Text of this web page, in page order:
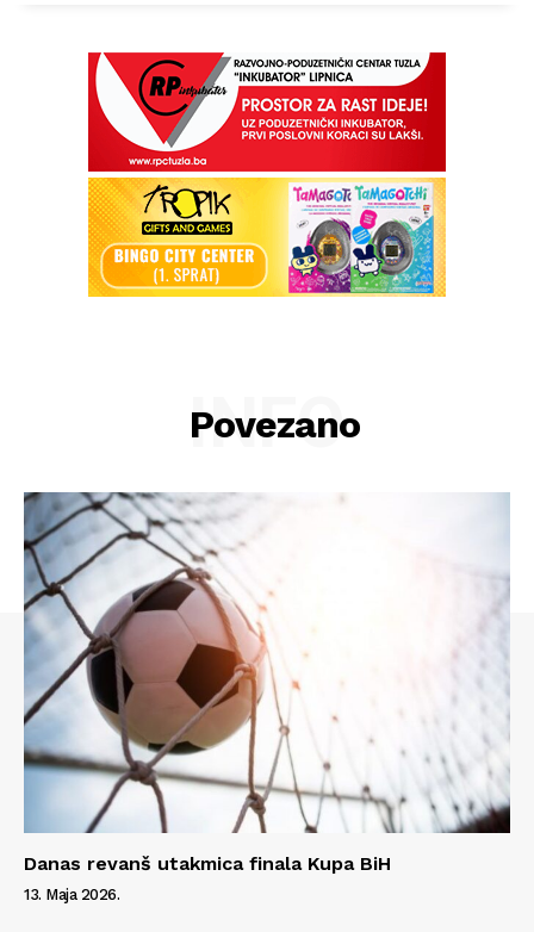
Povezano
INFO
Danas revanš utakmica finala Kupa BiH
13. Maja 2026.